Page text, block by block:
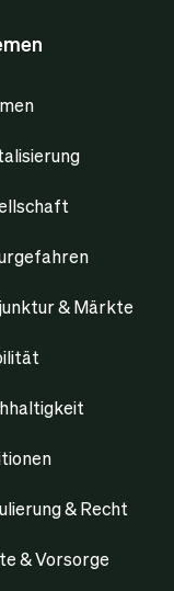
& Märkte
& Recht
& Vorsorge